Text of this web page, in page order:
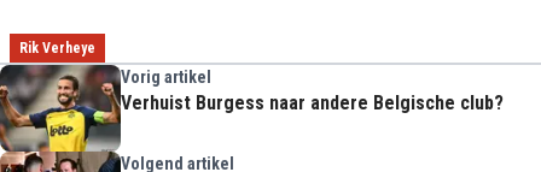
Rik Verheye
Vorig artikel
Verhuist Burgess naar andere Belgische club?
Volgend artikel